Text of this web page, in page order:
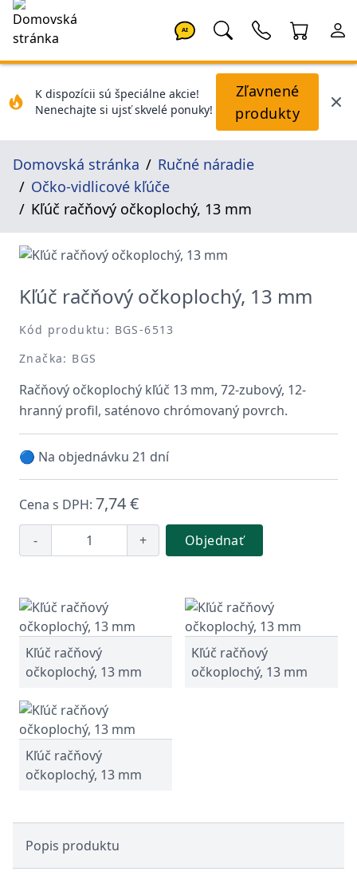
AI
K dispozícii sú špeciálne akcie!
Nenechajte si ujsť skvelé ponuky!
Zľavnené
produkty
Domovská stránka
Ručné náradie
Očko-vidlicové kľúče
Kľúč račňový očkoplochý, 13 mm
Kľúč račňový očkoplochý, 13 mm
Kód produktu: BGS-6513
Značka: BGS
Račňový očkoplochý kľúč 13 mm, 72-zubový, 12-
hranný profil, saténovo chrómovaný povrch.
🔵 Na objednávku 21 dní
Cena s DPH: 7,74 €
- + Objednať
Kľúč račňový
očkoplochý, 13 mm
Kľúč račňový
očkoplochý, 13 mm
Kľúč račňový
očkoplochý, 13 mm
Popis produktu